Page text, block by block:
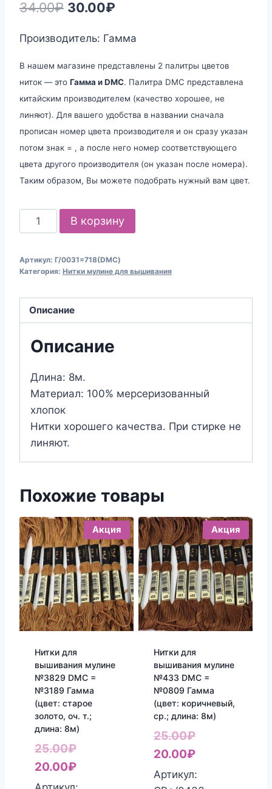
34.00₽ Первоначальная
составляла
34.00₽.
30.00₽
Производитель: Гамма
В нашем магазине представлены 2 палитры цветов
ниток — это Гамма и DMC. Палитра DMC представлена
китайским производителем (качество хорошее, не
линяют). Для вашего удобства в названии сначала
прописан номер цвета производителя и он сразу указан
потом знак = , а после него номер соответствующего
цвета другого производителя (он указан после номера).
Таким образом, Вы можете подобрать нужный вам цвет.
Количество
товара
для
мулине
№0031
DMC
(цвет:
темно-
лиловый;
длина:
8м)
В корзину
Артикул: Г/0031=718(DMC)
Категория: Нитки мулине для вышивания
Описание
Описание
Длина: 8м.
Материал: 100% мерсеризованный
хлопок
Нитки хорошего качества. При стирке не
линяют.
Похожие товары
Акция
Нитки для
вышивания мулине
№3829 DMC =
№3189 Гамма
(цвет: старое
золото, оч. т.;
длина: 8м)
25.00₽Первоначальная
цена
составляла
20.00₽Текущая
цена:
Акция
Нитки для
вышивания мулине
№433 DMC =
№0809 Гамма
(цвет: коричневый,
ср.; длина: 8м)
25.00₽
цена
составляла
20.00₽Текущая
цена:
Артикул: